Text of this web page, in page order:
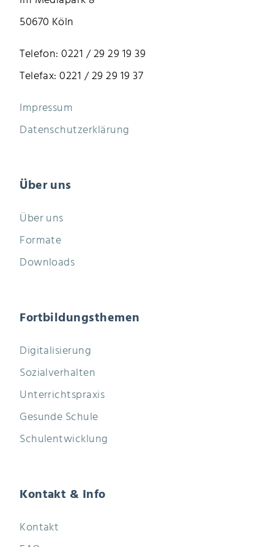
50670 Köln
Telefon: 0221 / 29 29 19 39
Telefax: 0221 / 29 29 19 37
Impressum
Datenschutzerklärung
Über uns
Über uns
Formate
Downloads
Fortbildungsthemen
Digitalisierung
Sozialverhalten
Unterrichtspraxis
Gesunde Schule
Schulentwicklung
Kontakt & Info
Kontakt